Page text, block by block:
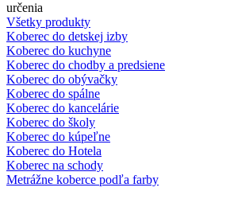
určenia
Všetky produkty
Koberec do detskej izby
Koberec do kuchyne
Koberec do chodby a predsiene
Koberec do obývačky
Koberec do spálne
Koberec do kancelárie
Koberec do školy
Koberec do kúpeľne
Koberec do Hotela
Koberec na schody
Metrážne koberce podľa farby